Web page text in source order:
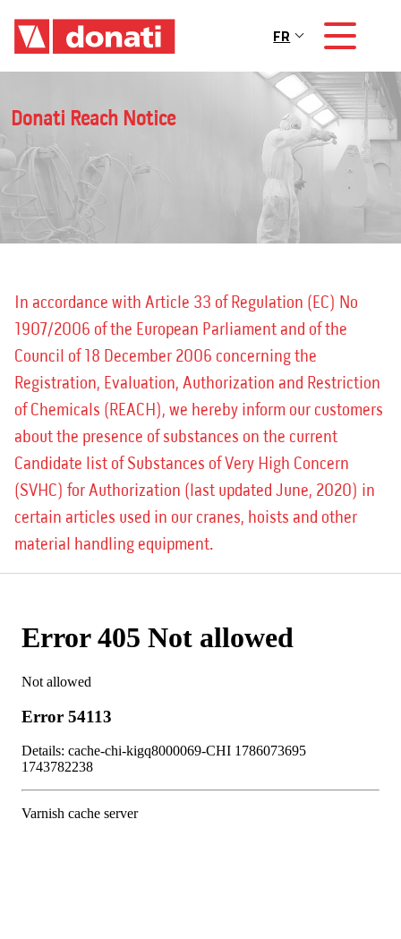
FR
Main navigation
Donati Reach Notice
In accordance with Article 33 of Regulation (EC) No
1907/2006 of the European Parliament and of the
Council of 18 December 2006 concerning the
Registration, Evaluation, Authorization and Restriction
of Chemicals (REACH), we hereby inform our customers
about the presence of substances on the current
Candidate list of Substances of Very High Concern
(SVHC) for Authorization (last updated June, 2020) in
certain articles used in our cranes, hoists and other
material handling equipment.